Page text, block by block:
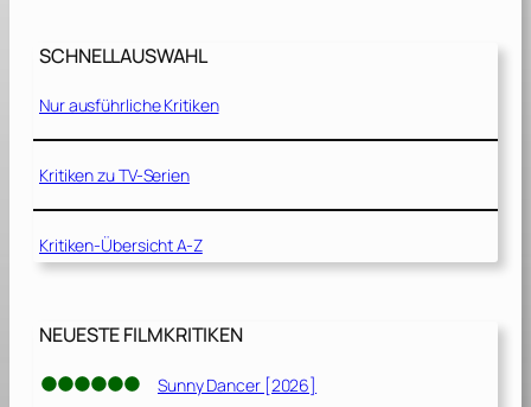
9
SCHNELLAUSWAHL
Nur ausführliche Kritiken
Kritiken zu TV-Serien
Kritiken-Übersicht A-Z
NEUESTE FILMKRITIKEN
Sunny Dancer [2026]